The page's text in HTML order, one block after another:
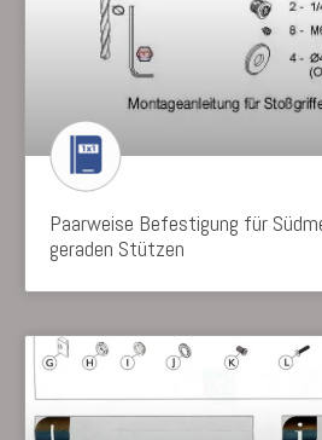
Paarweise Befestigung für
geraden Stützen